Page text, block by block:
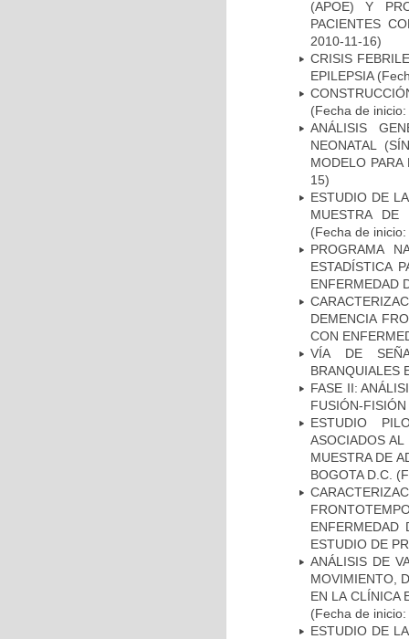
(APOE) Y
PACIENTES
2010-11-16)
CRISIS
EPILEPSIA
(Fecha de
ANÁLISIS
NEONATAL
MODELO
15)
ESTUDIO DE
MUESTRA DE
(Fecha de
PROGRAMA
ESTADÍSTICA
ENFERMEDAD
DEMENCIA
CON
VÍA DE
BRANQUIALES
FASE II:
FUSIÓN-
ESTUDIO
ASOCIADOS
MUESTRA DE
BOGOTA D.C.
ENFERMEDAD
ESTUDIO DE
ANÁLISIS DE
MOVIMIENTO,
EN LA CLÍNICA
(Fecha de
ESTUDIO DE